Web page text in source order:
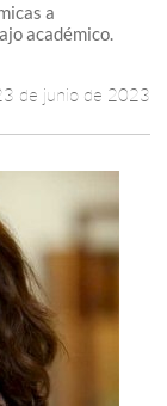
a
académico.
de junio de 2023